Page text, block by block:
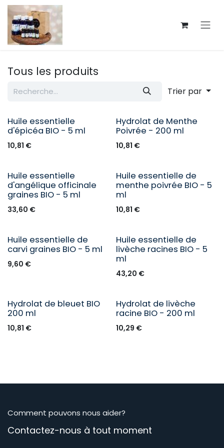
Se rendre au contenu
Tous les produits
Trier par
Huile essentielle
d'épicéa BIO - 5 ml
10,81 €
Hydrolat de Menthe
Poivrée - 200 ml
10,81 €
Huile essentielle
d'angélique officinale
graines BIO - 5 ml
33,60 €
Huile essentielle de
menthe poivrée BIO - 5
ml
10,81 €
Huile essentielle de
carvi graines BIO - 5 ml
9,60 €
Huile essentielle de
livèche racines BIO - 5
ml
43,20 €
Hydrolat de bleuet BIO
200 ml
10,81 €
Hydrolat de livèche
racine BIO - 200 ml
10,29 €
Comment pouvons nous aider?
Contactez-nous à tout moment